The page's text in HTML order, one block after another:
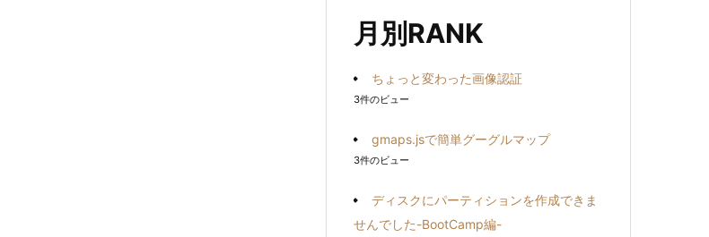
月別RANK
ちょっと変わった画像認証
3件のビュー
gmaps.jsで簡単グーグルマップ
3件のビュー
ディスクにパーティションを作成できま
せんでした-BootCamp編-